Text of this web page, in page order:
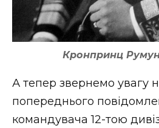
Кронпринц
А тепер звернемо увагу
попереднього
командувача 12-тою